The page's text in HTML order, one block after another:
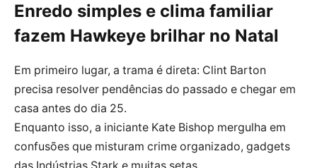
Enredo simples e clima familiar
fazem Hawkeye brilhar no Natal
Em primeiro lugar, a trama é direta: Clint Barton
precisa resolver pendências do passado e chegar em
casa antes do dia 25.
Enquanto isso, a iniciante Kate Bishop mergulha em
confusões que misturam crime organizado, gadgets